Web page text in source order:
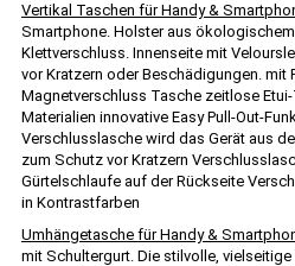
Vertikal Taschen für Handy &
Smartphone. Holster aus ökologischem
Klettverschluss. Innenseite mit
vor Kratzern oder Beschädigungen. mit
Magnetverschluss Tasche zeitlose
Materialien innovative Easy Pull-Out-
Verschlusslasche wird das Gerät aus
zum Schutz vor Kratzern
Gürtelschlaufe auf der Rückseite
in Kontrastfarben
Umhängetasche für Handy &
mit Schultergurt. Die stilvolle,